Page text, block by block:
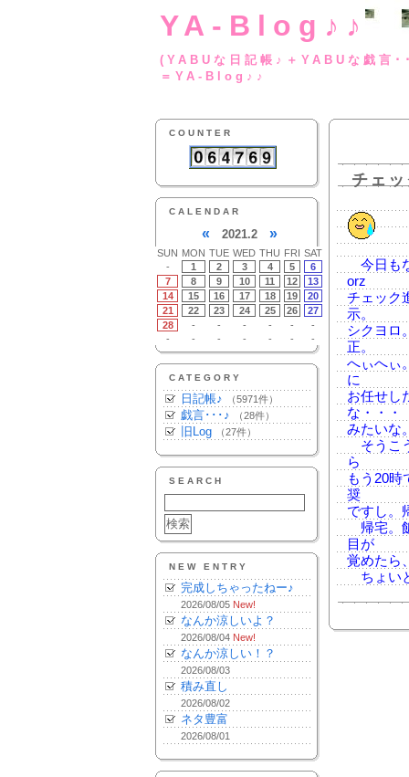
YA-Blog♪♪
(YABUな日記帳♪
＝YA-Blog♪♪
COUNTER
CALENDAR
« 2021.2 »
SUN MON TUE WED THU FRI SAT
-
1 2 3 4 5
6
7
8 9 10 11 12
13
14
15 16 17 18 19
20
21
22 23 24 25 26
27
28
- - - - -
-
-
- - - - - -
CATEGORY
日記帳♪ （5971件）
戯言･･･♪ （28件）
旧Log （27件）
SEARCH
NEW ENTRY
完成しちゃったねー♪
2026/08/05 New!
なんか涼しいよ？
2026/08/04 New!
なんか涼しい！？
2026/08/03
積み直し
2026/08/02
ネタ豊富
2026/08/01
チェ
今日も
orz
チェック
示。
シクヨロ
正。
へぃへぃ
に
お任せし
な・・・
みたいな
そうこ
ら
もう20時
奨
ですし。
帰宅。
目が
覚めたら
ちょい